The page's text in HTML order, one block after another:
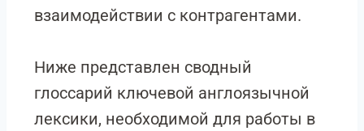
взаимодействии с контрагентами.
Ниже представлен сводный
глоссарий ключевой англоязычной
лексики, необходимой для работы в